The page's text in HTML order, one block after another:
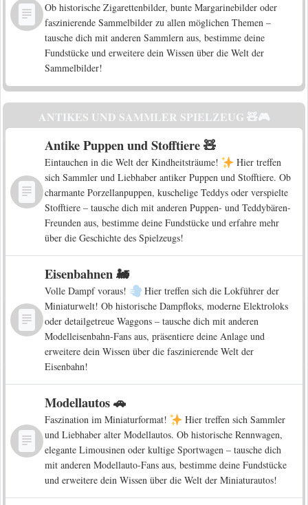
Ob historische Zigarettenbilder, bunte Margarinebilder oder
faszinierende Sammelbilder zu allen möglichen Themen –
tausche dich mit anderen Sammlern aus, bestimme deine
Fundstücke und erweitere dein Wissen über die Welt der
Sammelbilder!
ANTIKES UND SAMMLER SPIELZEUG 🧸🎮
Antike Puppen und Stofftiere 🧸
Eintauchen in die Welt der Kindheitsträume!
Hier treffen
sich Sammler und Liebhaber antiker Puppen und Stofftiere. Ob
charmante Porzellanpuppen, kuschelige Teddys oder verspielte
Stofftiere – tausche dich mit anderen Puppen- und Teddybären-
Freunden aus, bestimme deine Fundstücke und erfahre mehr
über die Geschichte des Spielzeugs!
Eisenbahnen 🚂
Volle Dampf voraus!
Hier treffen sich die Lokführer der
Miniaturwelt! Ob historische Dampfloks, moderne Elektroloks
oder detailgetreue Waggons – tausche dich mit anderen
Modelleisenbahn-Fans aus, präsentiere deine Anlage und
erweitere dein Wissen über die faszinierende Welt der
Eisenbahn!
Modellautos 🚗
Faszination im Miniaturformat!
Hier treffen sich Sammler
und Liebhaber alter Modellautos. Ob historische Rennwagen,
elegante Limousinen oder kultige Sportwagen – tausche dich
mit anderen Modellauto-Fans aus, bestimme deine Fundstücke
und erweitere dein Wissen über die Welt der Miniaturautos!